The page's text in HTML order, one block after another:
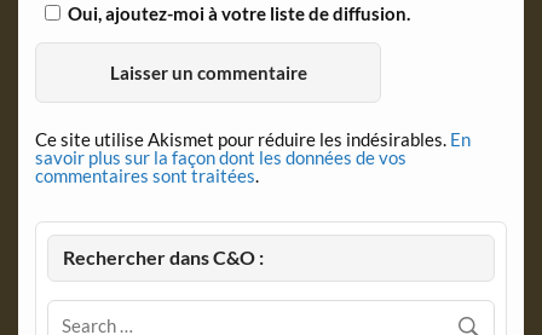
Oui, ajoutez-moi à votre liste de diffusion.
Ce site utilise Akismet pour réduire les indésirables. En
savoir plus sur la façon dont les données de vos
commentaires sont traitées.
Rechercher dans C&O :